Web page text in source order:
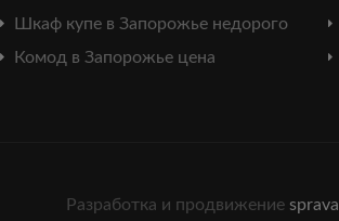
Шкаф купе в Запорожье недорого
Комод в Запорожье цена
Разработка и продвижение sprava